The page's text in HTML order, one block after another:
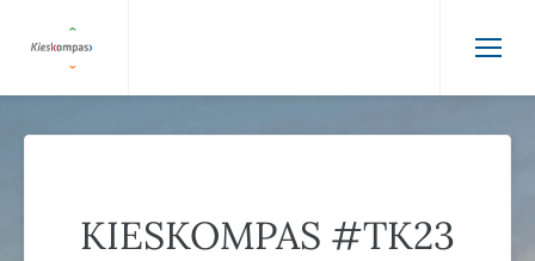
KIESKOMPAS #TK23